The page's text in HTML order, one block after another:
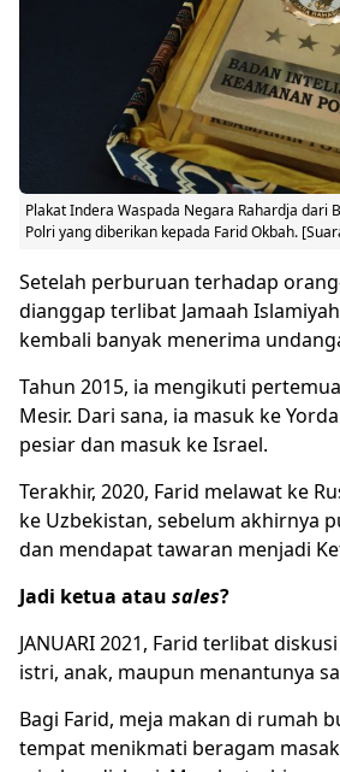
Plakat Indera Waspada Negara Rahardja dari
Polri yang diberikan kepada Farid Okbah.
Setelah perburuan terhadap
dianggap terlibat Jamaah
kembali banyak menerima
Tahun 2015, ia mengikuti
Mesir. Dari sana, ia masuk ke
pesiar dan masuk ke Israel.
Terakhir, 2020, Farid melawat ke
ke Uzbekistan, sebelum akhirnya
dan mendapat tawaran menjadi
Jadi ketua atau sales?
JANUARI 2021, Farid terlibat
istri, anak, maupun menantunya
Bagi Farid, meja makan di rumah
tempat menikmati beragam